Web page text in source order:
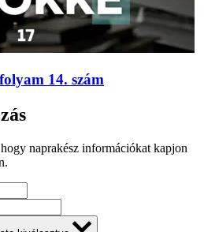
14. szám
naprakész információkat kapjon